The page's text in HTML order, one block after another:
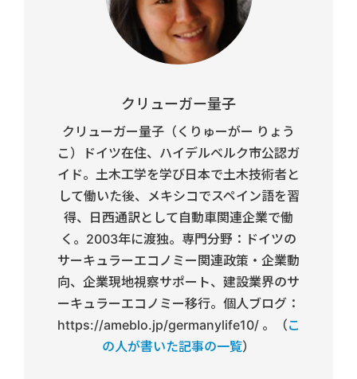
クリューガー量子
クリューガー量子（くりゅーがー りょう
こ）ドイツ在住、ハイデルベルク市公認ガ
イド。土木工学を学び日本で土木技術者と
して働いた後、メキシコでスペイン語を習
得、日西通訳として自動車関連企業で働
く。2003年に渡独。専門分野：ドイツの
サーキュラーエコノミー関連政策・企業動
向、企業現地視察サポート、建設業界のサ
ーキュラーエコノミー移行。個人ブログ：
https://ameblo.jp/germanylife10/ 。（こ
の人が書いた記事の一覧）